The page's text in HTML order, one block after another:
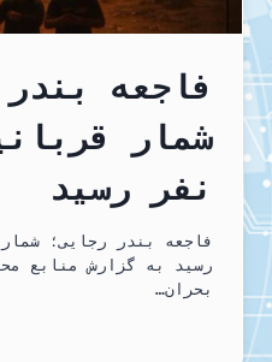
فاجعه
نفر رسید
رسید به گزارش منابع
بحران…